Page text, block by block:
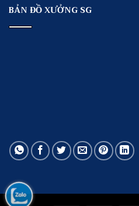
BẢN ĐỒ XƯỞNG SG